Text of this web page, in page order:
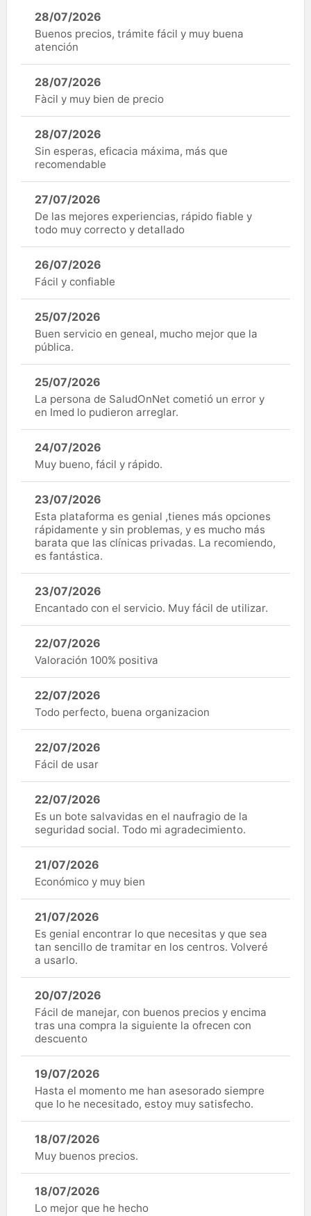
28/07/2026
Buenos precios, trámite fácil y muy buena
atención
28/07/2026
Fàcil y muy bien de precio
28/07/2026
Sin esperas, eficacia máxima, más que
recomendable
27/07/2026
De las mejores experiencias, rápido fiable y
todo muy correcto y detallado
26/07/2026
Fácil y confiable
25/07/2026
Buen servicio en geneal, mucho mejor que la
pública.
25/07/2026
La persona de SaludOnNet cometió un error y
en Imed lo pudieron arreglar.
24/07/2026
Muy bueno, fácil y rápido.
23/07/2026
Esta plataforma es genial ,tienes más opciones
rápidamente y sin problemas, y es mucho más
barata que las clínicas privadas. La recomiendo,
es fantástica.
23/07/2026
Encantado con el servicio. Muy fácil de utilizar.
22/07/2026
Valoración 100% positiva
22/07/2026
Todo perfecto, buena organizacion
22/07/2026
Fácil de usar
22/07/2026
Es un bote salvavidas en el naufragio de la
seguridad social. Todo mi agradecimiento.
21/07/2026
Económico y muy bien
21/07/2026
Es genial encontrar lo que necesitas y que sea
tan sencillo de tramitar en los centros. Volveré
a usarlo.
20/07/2026
Fácil de manejar, con buenos precios y encima
tras una compra la siguiente la ofrecen con
descuento
19/07/2026
Hasta el momento me han asesorado siempre
que lo he necesitado, estoy muy satisfecho.
18/07/2026
Muy buenos precios.
18/07/2026
Lo mejor que he hecho